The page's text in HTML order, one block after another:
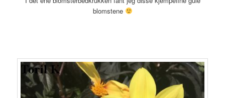
blomstene